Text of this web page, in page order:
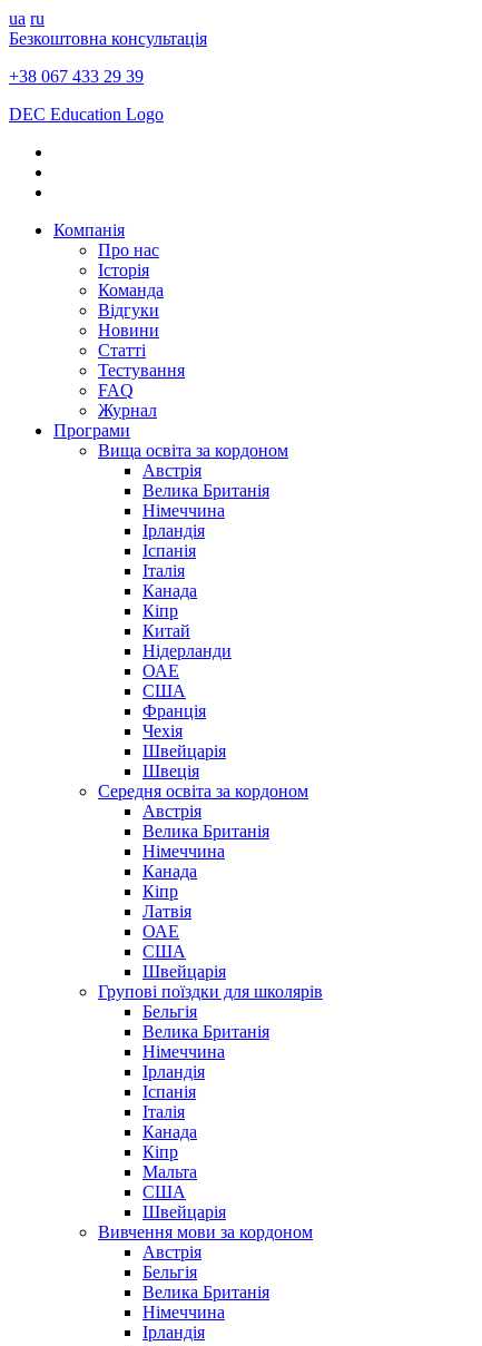
ua ru
Безкоштовна консультація
+38 067 433 29 39
DEC Education Logo
Компанія
Про нас
Історія
Команда
Відгуки
Новини
Статті
Тестування
FAQ
Журнал
Програми
Вища освіта за кордоном
Австрія
Велика Британія
Німеччина
Ірландія
Іспанія
Італія
Канада
Кіпр
Китай
Нідерланди
ОАЕ
США
Франція
Чехія
Швейцарія
Швеція
Середня освіта за кордоном
Австрія
Велика Британія
Німеччина
Канада
Кіпр
Латвія
ОАЕ
США
Швейцарія
Групові поїздки для школярів
Бельгія
Велика Британія
Німеччина
Ірландія
Іспанія
Італія
Канада
Кіпр
Мальта
США
Швейцарія
Вивчення мови за кордоном
Австрія
Бельгія
Велика Британія
Німеччина
Ірландія